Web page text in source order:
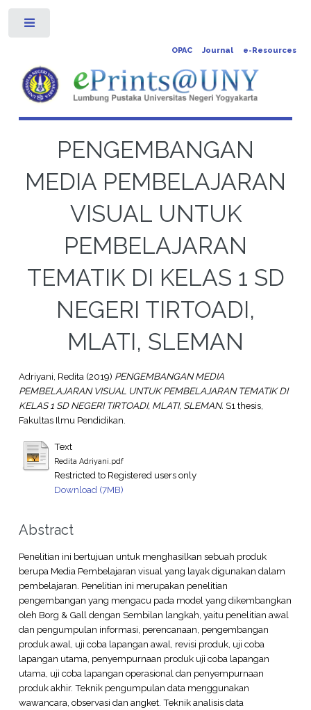
OPAC Journal e-Resources
PENGEMBANGAN
MEDIA PEMBELAJARAN
VISUAL UNTUK
PEMBELAJARAN
TEMATIK DI KELAS 1 SD
NEGERI TIRTOADI,
MLATI, SLEMAN
Adriyani, Redita(2019) PENGEMBANGAN MEDIA
PEMBELAJARAN VISUAL UNTUK PEMBELAJARAN TEMATIK DI
KELAS 1 SD NEGERI TIRTOADI, MLATI, SLEMAN. S1 thesis,
Fakultas Ilmu Pendidikan.
Text
Redita Adriyani.pdf
Restricted to Registered users only
Download (7MB)
Abstract
Penelitian ini bertujuan untuk menghasilkan sebuah produk
berupa Media Pembelajaran visual yang layak digunakan dalam
pembelajaran. Penelitian ini merupakan penelitian
pengembangan yang mengacu pada model yang dikembangkan
oleh Borg & Gall dengan Sembilan langkah, yaitu penelitian awal
dan pengumpulan informasi, perencanaan, pengembangan
produk awal, uji coba lapangan awal, revisi produk, uji coba
lapangan utama, penyempurnaan produk uji coba lapangan
utama, uji coba lapangan operasional dan penyempurnaan
produk akhir. Teknik pengumpulan data menggunakan
wawancara, observasi dan angket. Teknik analisis data